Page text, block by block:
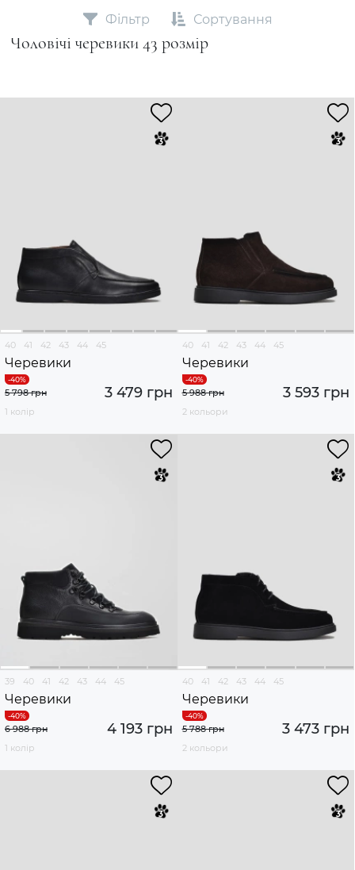
Чоловічі черевики 43 розмір
Фільтр Сортування
40 41 42 43 44 45
Черевики
3 479 грн
5 798 грн
1 колір
40 41 42 43 44 45
Черевики
3 593 грн
5 988 грн
2 кольори
39 40 41 42 43 44 45
Черевики
4 193 грн
6 988 грн
1 колір
40 41 42 43 44 45
Черевики
3 473 грн
5 788 грн
2 кольори